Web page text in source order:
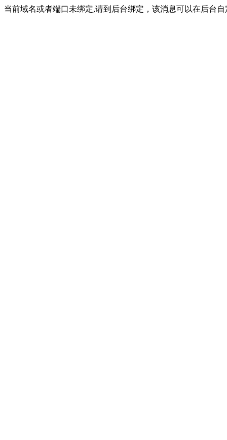
当前域名或者端口未绑定,请到后台绑定，该消息可以在后台自